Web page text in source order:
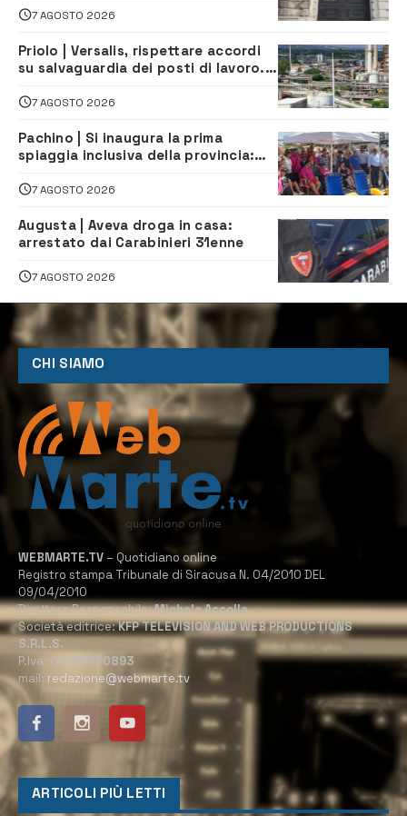
7 AGOSTO 2026
Priolo | Versalis, rispettare accordi
su salvaguardia dei posti di lavoro. Il
7 AGOSTO 2026
Pachino | Si inaugura la prima
spiaggia inclusiva della provincia:
tutti
7 AGOSTO 2026
Augusta | Aveva droga in casa:
arrestato dai Carabinieri 31enne
7 AGOSTO 2026
CHI SIAMO
WEBMARTE.TV – Quotidiano online
Registro stampa Tribunale di Siracusa N. 04/2010 DEL
09/04/2010
Direttore Responsabile:Michele Accolla
Società editrice:KFP TELEVISION AND WEB PRODUCTIONS
S.R.L.S.
P.Iva: 02184950893
mail: redazione@webmarte.tv
ARTICOLI PIÙ LETTI